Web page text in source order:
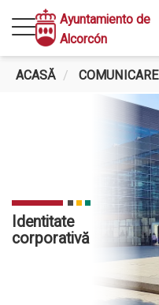
conţinutul
principal
Ayuntamiento de
Alcorcón
ACASĂ COMUNICARE
Identitate
corporativă